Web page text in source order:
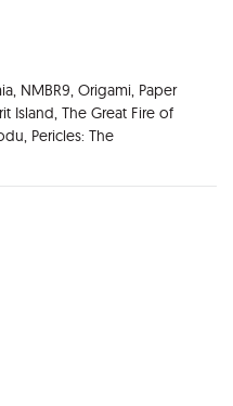
NMBR9, Origami, Paper
Island, The Great Fire of
Pericles: The